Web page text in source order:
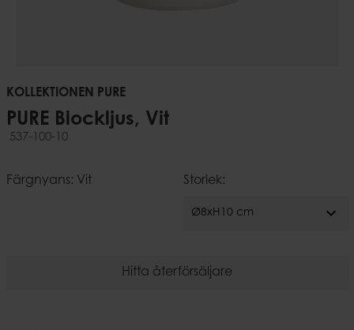
KOLLEKTIONEN PURE
PURE Blockljus, Vit
537-100-10
Färgnyans: Vit Storlek:
Ø8xH10 cm expand_more
Hitta återförsäljare